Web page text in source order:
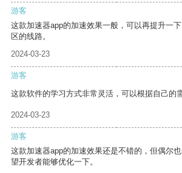
游客
这款加速器app的加速效果一般，可以再提升一
区的线路。
2024-03-23
游客
这款软件的学习方式非常灵活，可以根据自己的
2024-03-23
游客
这款加速器app的加速效果还是不错的，但偶尔
望开发者能够优化一下。